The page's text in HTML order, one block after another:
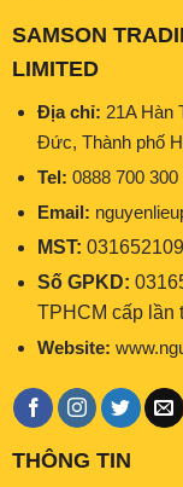
SAMSON
LIMITED
Địa chỉ: 21A Hàn
Đức, Thành phố
Tel: 0888 700 300
Email:
MST:
Số GPKD:
TPHCM cấp lần
Website:
THÔNG TIN